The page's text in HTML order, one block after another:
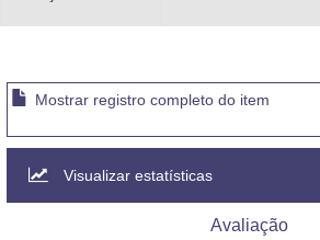
Mostrar registro completo do item
Visualizar estatísticas
Avaliação